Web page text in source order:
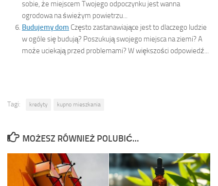
sobie, że miejscem Twojego odpoczynku jest wanna
ogrodowa na świeżym powietrzu...
Budujemy dom Często zastanawiające jest to dlaczego ludzie
w ogóle się budują? Poszukują swojego miejsca na ziemi? A
może uciekają przed problemami? W większości odpowiedź...
Tagi: kredyty kupno mieszkania
MOŻESZ RÓWNIEŻ POLUBIĆ…